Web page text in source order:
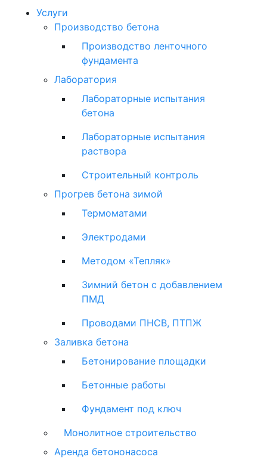
Услуги
Производство бетона
Производство ленточного
фундамента
Лаборатория
Лабораторные испытания
бетона
Лабораторные испытания
раствора
Строительный контроль
Прогрев бетона зимой
Термоматами
Электродами
Методом «Тепляк»
Зимний бетон с добавлением
ПМД
Проводами ПНСВ, ПТПЖ
Заливка бетона
Бетонирование площадки
Бетонные работы
Фундамент под ключ
Монолитное строительство
Аренда бетононасоса